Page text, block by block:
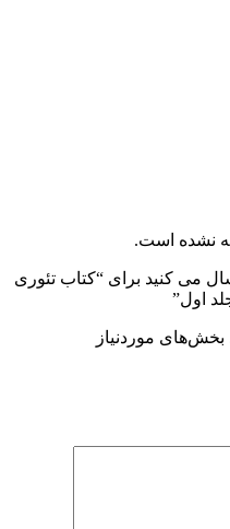
نشده است.
می کنید برای “کتاب تئوری
اول”
بخش‌های موردنیاز